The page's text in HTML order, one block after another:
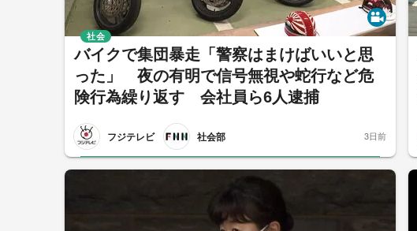
バイクで集団暴走「警察はまけばいいと思
った」 夜の有明で信号無視や蛇行など危
険行為繰り返す 会社員ら6人逮捕
フジテレビ 社会部
社会
3日前